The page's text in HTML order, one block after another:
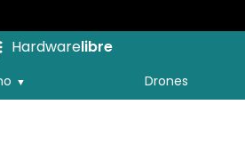
Hardwarelibre
Drones